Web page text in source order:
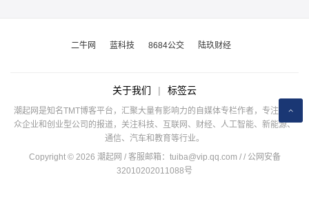
二牛网 蓝科技 8684公交 陆玖财经
关于我们 | 标签云
潮起网是知名TMT博客平台，汇聚大量有影响力的自媒体专栏作者，专注于公
众企业和创业型公司的报道，关注科技、互联网、财经、人工智能、新能源、
通信、汽车和教育等行业。
Copyright © 2026 潮起网 / 客服邮箱： tuiba@vip.qq.com / / 公网安备
32010202011088号